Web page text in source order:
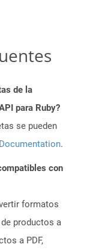
de la
para Ruby?
se pueden
.
con
formatos
productos a
a PDF,